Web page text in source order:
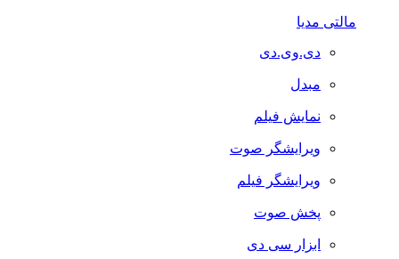
مالتی مدیا
دی.وی.دی
مبدل
نمایش فیلم
ویرایشگر صوت
ویرایشگر فیلم
پخش صوت
ابزار سی دی